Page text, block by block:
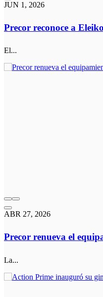
JUN 1, 2026
Precor reconoce a
El...
ABR 27, 2026
Precor renueva el
La...